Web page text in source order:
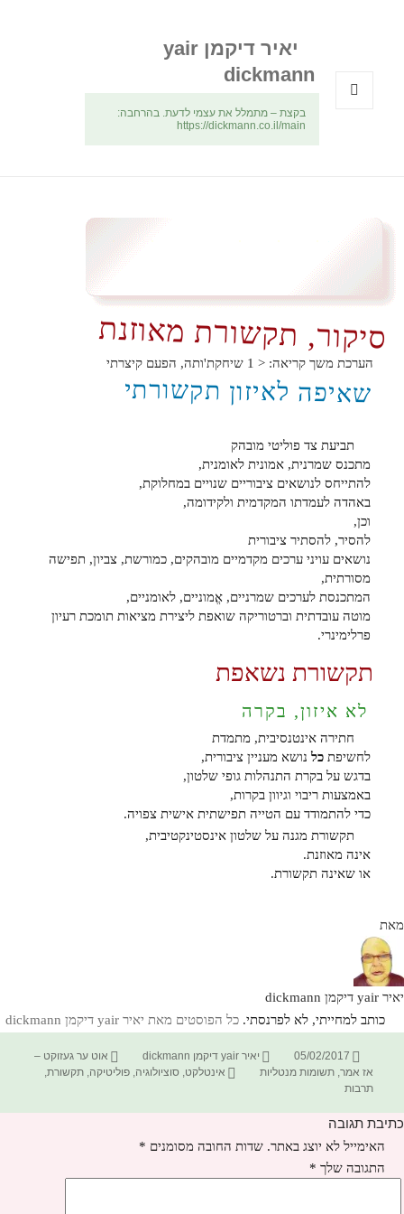
יאיר דיקמן yair
dickmann
בקצת – מתמלל את עצמי לדעת. בהרחבה:
https://dickmann.co.il/main
סיקור, תקשורת מאוזנת
הערכת משך קריאה: < 1 שיחקת'ותה, הפעם קיצרתי
שאיפה לאיזון תקשורתי
תביעת צד פוליטי מובהק
מתכנס שמרנית, אמונית לאומנית,
להתייחס לנושאים ציבוריים שנויים במחלוקת,
באהדה לעמדתו המקדמית ולקידומה,
וכן,
להסיר, להסתיר ציבורית
נושאים עויני ערכים מקדמיים מובהקים, כמורשת, צביון, תפישה
מסורתית,
המתכנסת לערכים שמרניים, אֱמוניים, לאומניים,
מוטה עובדתית וברטוריקה שואפת ליצירת מציאות תומכת רעיון
פרלימינרי.
תקשורת נשאפת
לא איזון, בקרה
חתירה אינטנסיבית, מתמדת
לחשיפתכל נושא מעניין ציבורית,
בדגש על בקרת התנהלות גופי שלטון,
באמצעות ריבוי וגיוון בקרות,
כדי להתמודד עם הטייה תפישתית אישית צפויה.
תקשורת מגנה על שלטון אינסטינקטיבית,
אינה מאוזנת.
או שאינה תקשורת.
מאת
יאיר yair דיקמן dickmann
כותב למחייתי, לא לפרנסתי. כל הפוסטים מאת יאיר yair דיקמן dickmann‏
פורסם
בתאריך
05/02/2017 מחבר
יאיר yair דיקמן dickmann קטגוריות
אוט ער געזוקט –
אז אמר,תשומות מנטליות תגיות
אינטלקט,סוציולוגיה,פוליטיקה,תקשורת,
תרבות
כתיבת תגובה
האימייל לא יוצג באתר. שדות החובה מסומנים *
התגובה שלך *